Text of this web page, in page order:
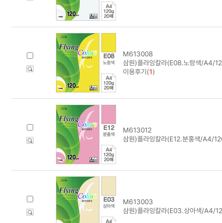
M613008
삼원)플라잉칼라(E08.노랑색/A4/
이용후기(1)
M613012
삼원)플라잉칼라(E12.분홍색/A4/
M613003
삼원)플라잉칼라(E03.상아색/A4/